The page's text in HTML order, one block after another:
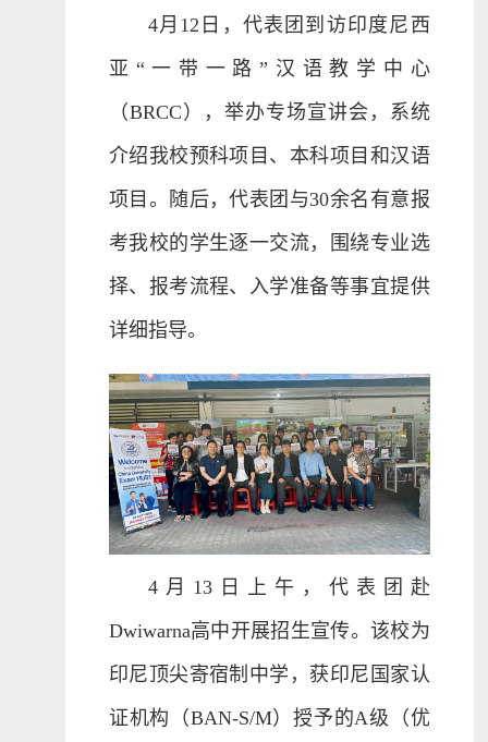
4月12日，代表团到访印度尼西
亚“一带一路”汉语教学中心
（BRCC），举办专场宣讲会，系统
介绍我校预科项目、本科项目和汉语
项目。随后，代表团与30余名有意报
考我校的学生逐一交流，围绕专业选
择、报考流程、入学准备等事宜提供
详细指导。
4月13日上午，代表团赴
Dwiwarna高中开展招生宣传。该校为
印尼顶尖寄宿制中学，获印尼国家认
证机构（BAN-S/M）授予的A级（优